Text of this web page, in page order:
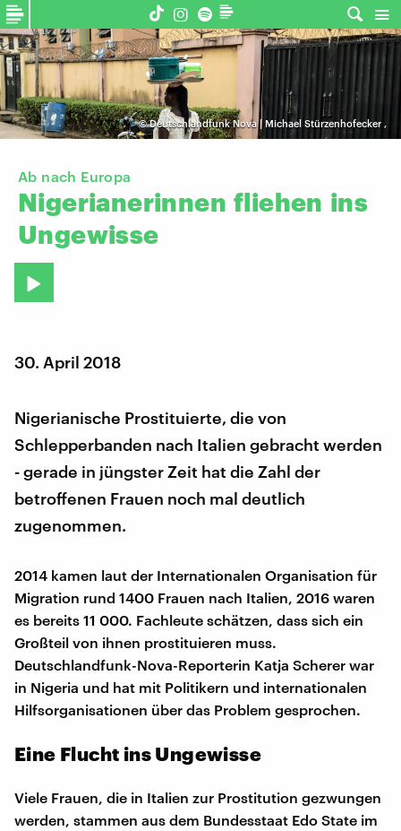
©Deutschlandfunk Nova | Michael Stürzenhofecker,
Ab nach Europa
Nigerianerinnen fliehen ins
Ungewisse
30. April 2018
Nigerianische Prostituierte, die von
Schlepperbanden nach Italien gebracht werden
- gerade in jüngster Zeit hat die Zahl der
betroffenen Frauen noch mal deutlich
zugenommen.
2014 kamen laut der Internationalen Organisation für
Migration rund 1400 Frauen nach Italien, 2016 waren
es bereits 11 000. Fachleute schätzen, dass sich ein
Großteil von ihnen prostituieren muss.
Deutschlandfunk-Nova-Reporterin Katja Scherer war
in Nigeria und hat mit Politikern und internationalen
Hilfsorganisationen über das Problem gesprochen.
Eine Flucht ins Ungewisse
Viele Frauen, die in Italien zur Prostitution gezwungen
werden, stammen aus dem Bundesstaat Edo State im